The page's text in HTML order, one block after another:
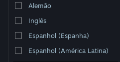
Alemão
Inglês
Espanhol (Espanha)
Espanhol (América Latina)